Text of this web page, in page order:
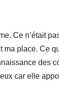
Ce n’était
ma place. Ce
des
car elle